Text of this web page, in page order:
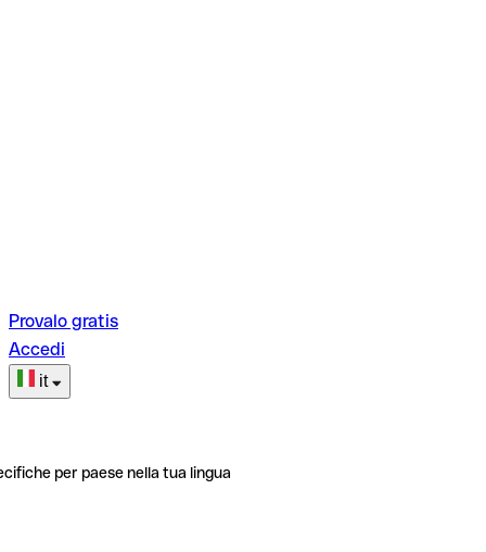
Provalo gratis
Accedi
it
per paese nella tua lingua